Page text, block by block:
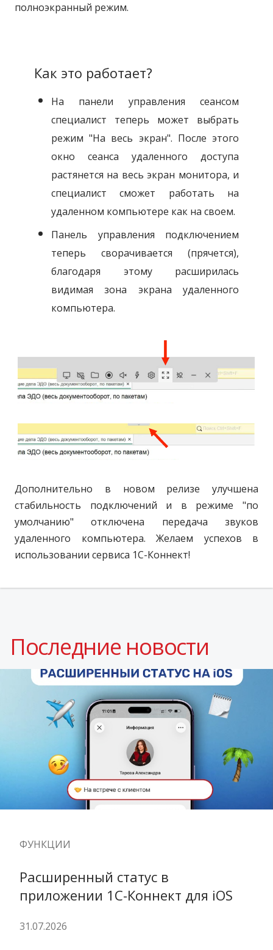
полноэкранный режим.
Как это работает?
На панели управления сеансом
специалист теперь может выбрать
режим "На весь экран". После этого
окно сеанса удаленного доступа
растянется на весь экран монитора, и
специалист сможет работать на
удаленном компьютере как на своем.
Панель управления подключением
теперь сворачивается (прячется),
благодаря этому расширилась
видимая зона экрана удаленного
компьютера.
Дополнительно в новом релизе улучшена
стабильность подключений и в режиме "по
умолчанию" отключена передача звуков
удаленного компьютера. Желаем успехов в
использовании сервиса 1С-Коннект!
Последние новости
ФУНКЦИИ
Расширенный статус в
приложении 1С-Коннект для iOS
31.07.2026